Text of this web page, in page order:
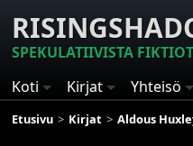
SPEKULATIIVISTA
Koti
Kirjat Yhteisö
Etusivu Kirjat Aldous